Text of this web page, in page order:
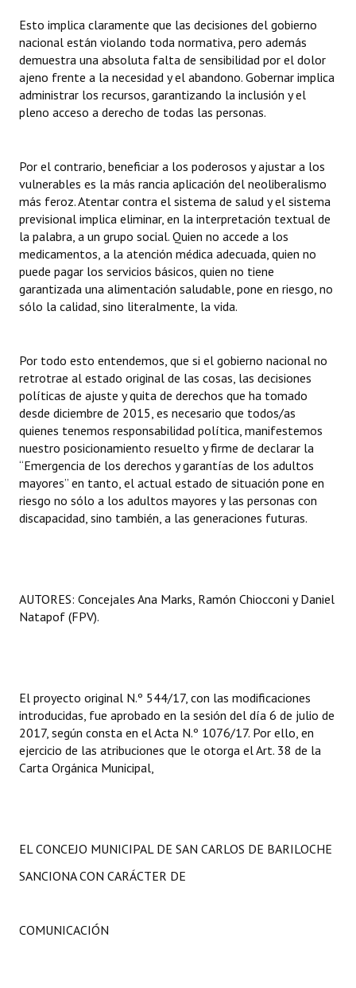
Esto implica claramente que las decisiones del gobierno
nacional están violando toda normativa, pero además
demuestra una absoluta falta de sensibilidad por el dolor
ajeno frente a la necesidad y el abandono. Gobernar implica
administrar los recursos, garantizando la inclusión y el
pleno acceso a derecho de todas las personas.
Por el contrario, beneficiar a los poderosos y ajustar a los
vulnerables es la más rancia aplicación del neoliberalismo
más feroz. Atentar contra el sistema de salud y el sistema
previsional implica eliminar, en la interpretación textual de
la palabra, a un grupo social. Quien no accede a los
medicamentos, a la atención médica adecuada, quien no
puede pagar los servicios básicos, quien no tiene
garantizada una alimentación saludable, pone en riesgo, no
sólo la calidad, sino literalmente, la vida.
Por todo esto entendemos, que si el gobierno nacional no
retrotrae al estado original de las cosas, las decisiones
políticas de ajuste y quita de derechos que ha tomado
desde diciembre de 2015, es necesario que todos/as
quienes tenemos responsabilidad política, manifestemos
nuestro posicionamiento resuelto y firme de declarar la
“Emergencia de los derechos y garantías de los adultos
mayores” en tanto, el actual estado de situación pone en
riesgo no sólo a los adultos mayores y las personas con
discapacidad, sino también, a las generaciones futuras.
AUTORES: Concejales Ana Marks, Ramón Chiocconi y Daniel
Natapof (FPV).
El proyecto original N.º 544/17, con las modificaciones
introducidas, fue aprobado en la sesión del día 6 de julio de
2017, según consta en el Acta N.º 1076/17. Por ello, en
ejercicio de las atribuciones que le otorga el Art. 38 de la
Carta Orgánica Municipal,
EL CONCEJO MUNICIPAL DE SAN CARLOS DE BARILOCHE
SANCIONA CON CARÁCTER DE
COMUNICACIÓN